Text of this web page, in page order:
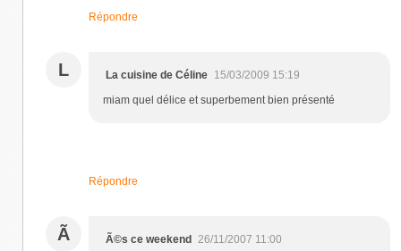
Répondre
L La cuisine de Céline 15/03/2009 15:19
miam quel délice et superbement bien présenté
Répondre
Ã Ã©s ce weekend
26/11/2007 11:00